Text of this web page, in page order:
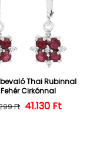
Thai Rubinnal
Cirkónnal
Normál ár
Ft 41.130 Ft